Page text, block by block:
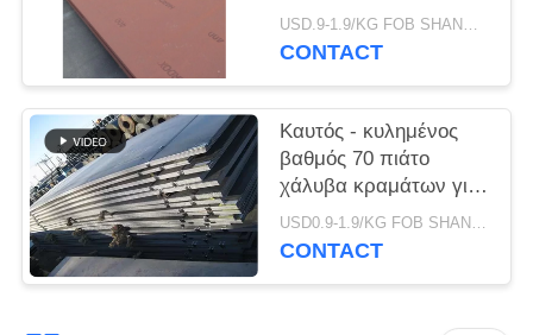
EN10028 16MO3
USD.9-1.9/KG FOB SHANGHAI MOQ:1000kg
CONTACT
Καυτός - κυλημένος
βαθμός 70 πιάτο
χάλυβα κραμάτων για
τα δοχεία πίεσης
ASME SA516 λεβήτων
USD0.9-1.9/KG FOB SHANGHAI MOQ:1000kg
CONTACT